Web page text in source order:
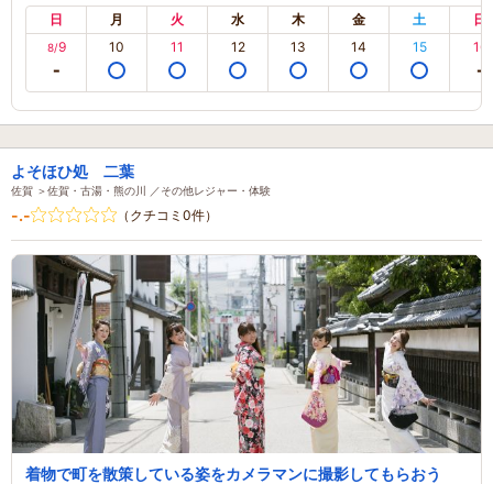
日 月 火 水 木 金 土 日
8/9 10 11 12 13 14 15 16
よそほひ処 二葉
佐賀 ＞佐賀・古湯・熊の川 ／その他レジャー・体験
-.- （クチコミ0件）
着物で町を散策している姿をカメラマンに撮影してもらおう